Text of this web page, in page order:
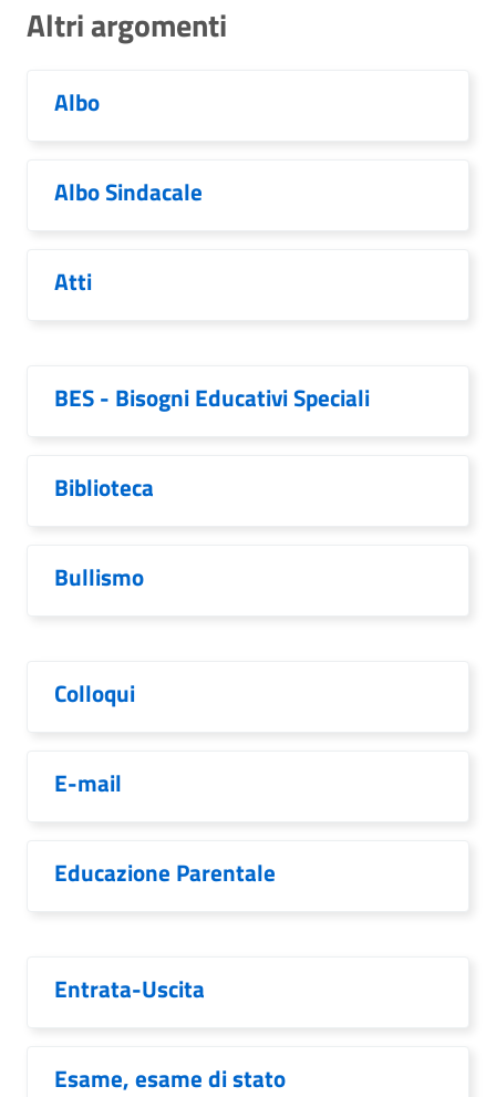
Altri argomenti
Albo
Albo Sindacale
Atti
BES - Bisogni Educativi Speciali
Biblioteca
Bullismo
Colloqui
E-mail
Educazione Parentale
Entrata-Uscita
Esame, esame di stato